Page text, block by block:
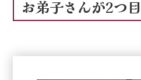
お弟子さんが2つ